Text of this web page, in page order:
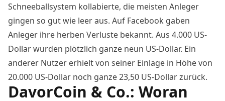
Schneeballsystem kollabierte, die meisten Anleger
gingen so gut wie leer aus. Auf Facebook gaben
Anleger ihre herben Verluste bekannt. Aus 4.000 US-
Dollar wurden plötzlich ganze neun US-Dollar. Ein
anderer Nutzer erhielt von seiner Einlage in Höhe von
20.000 US-Dollar noch ganze 23,50 US-Dollar zurück.
DavorCoin & Co.: Woran